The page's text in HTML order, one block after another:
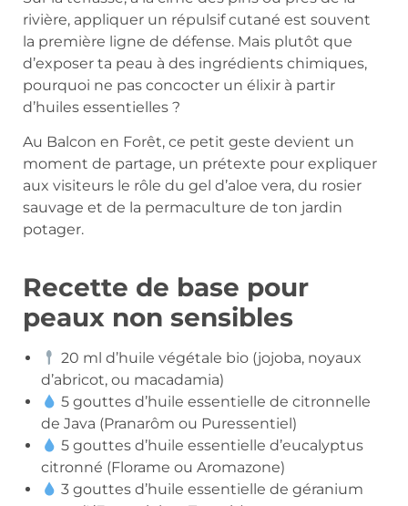
rivière, appliquer un répulsif cutané est souvent
la première ligne de défense. Mais plutôt que
d’exposer ta peau à des ingrédients chimiques,
pourquoi ne pas concocter un élixir à partir
d’huiles essentielles ?
Au Balcon en Forêt, ce petit geste devient un
moment de partage, un prétexte pour expliquer
aux visiteurs le rôle du gel d’aloe vera, du rosier
sauvage et de la permaculture de ton jardin
potager.
Recette de base pour
peaux non sensibles
20 ml d’huile végétale bio (jojoba, noyaux
d’abricot, ou macadamia)
5 gouttes d’huile essentielle de citronnelle
de Java (Pranarôm ou Puressentiel)
5 gouttes d’huile essentielle d’eucalyptus
citronné (Florame ou Aromazone)
3 gouttes d’huile essentielle de géranium